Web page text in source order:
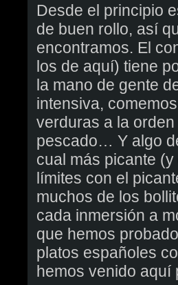
Desde el principio
de buen rollo, así
encontramos. El
los de aquí) tiene
la mano de gente
intensiva,
verduras a la
pescado… Y algo
cual más picante
límites con el
muchos de los
cada inmersión a
que hemos
platos españoles
hemos venido aquí